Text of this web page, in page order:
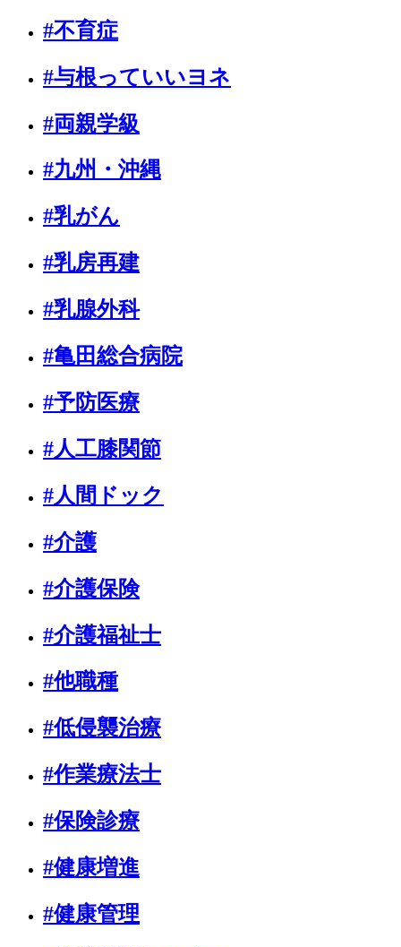
#不育症
#与根っていいヨネ
#両親学級
#九州・沖縄
#乳がん
#乳房再建
#乳腺外科
#亀田総合病院
#予防医療
#人工膝関節
#人間ドック
#介護
#介護保険
#介護福祉士
#他職種
#低侵襲治療
#作業療法士
#保険診療
#健康増進
#健康管理